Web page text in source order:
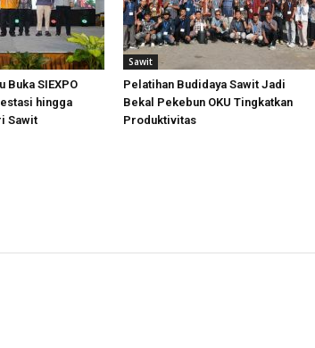
Buka SIEXPO
hingga
Sawit
Sawit
Pelatihan Budidaya Sawit Jadi
Bekal Pekebun OKU Tingkatkan
Produktivitas